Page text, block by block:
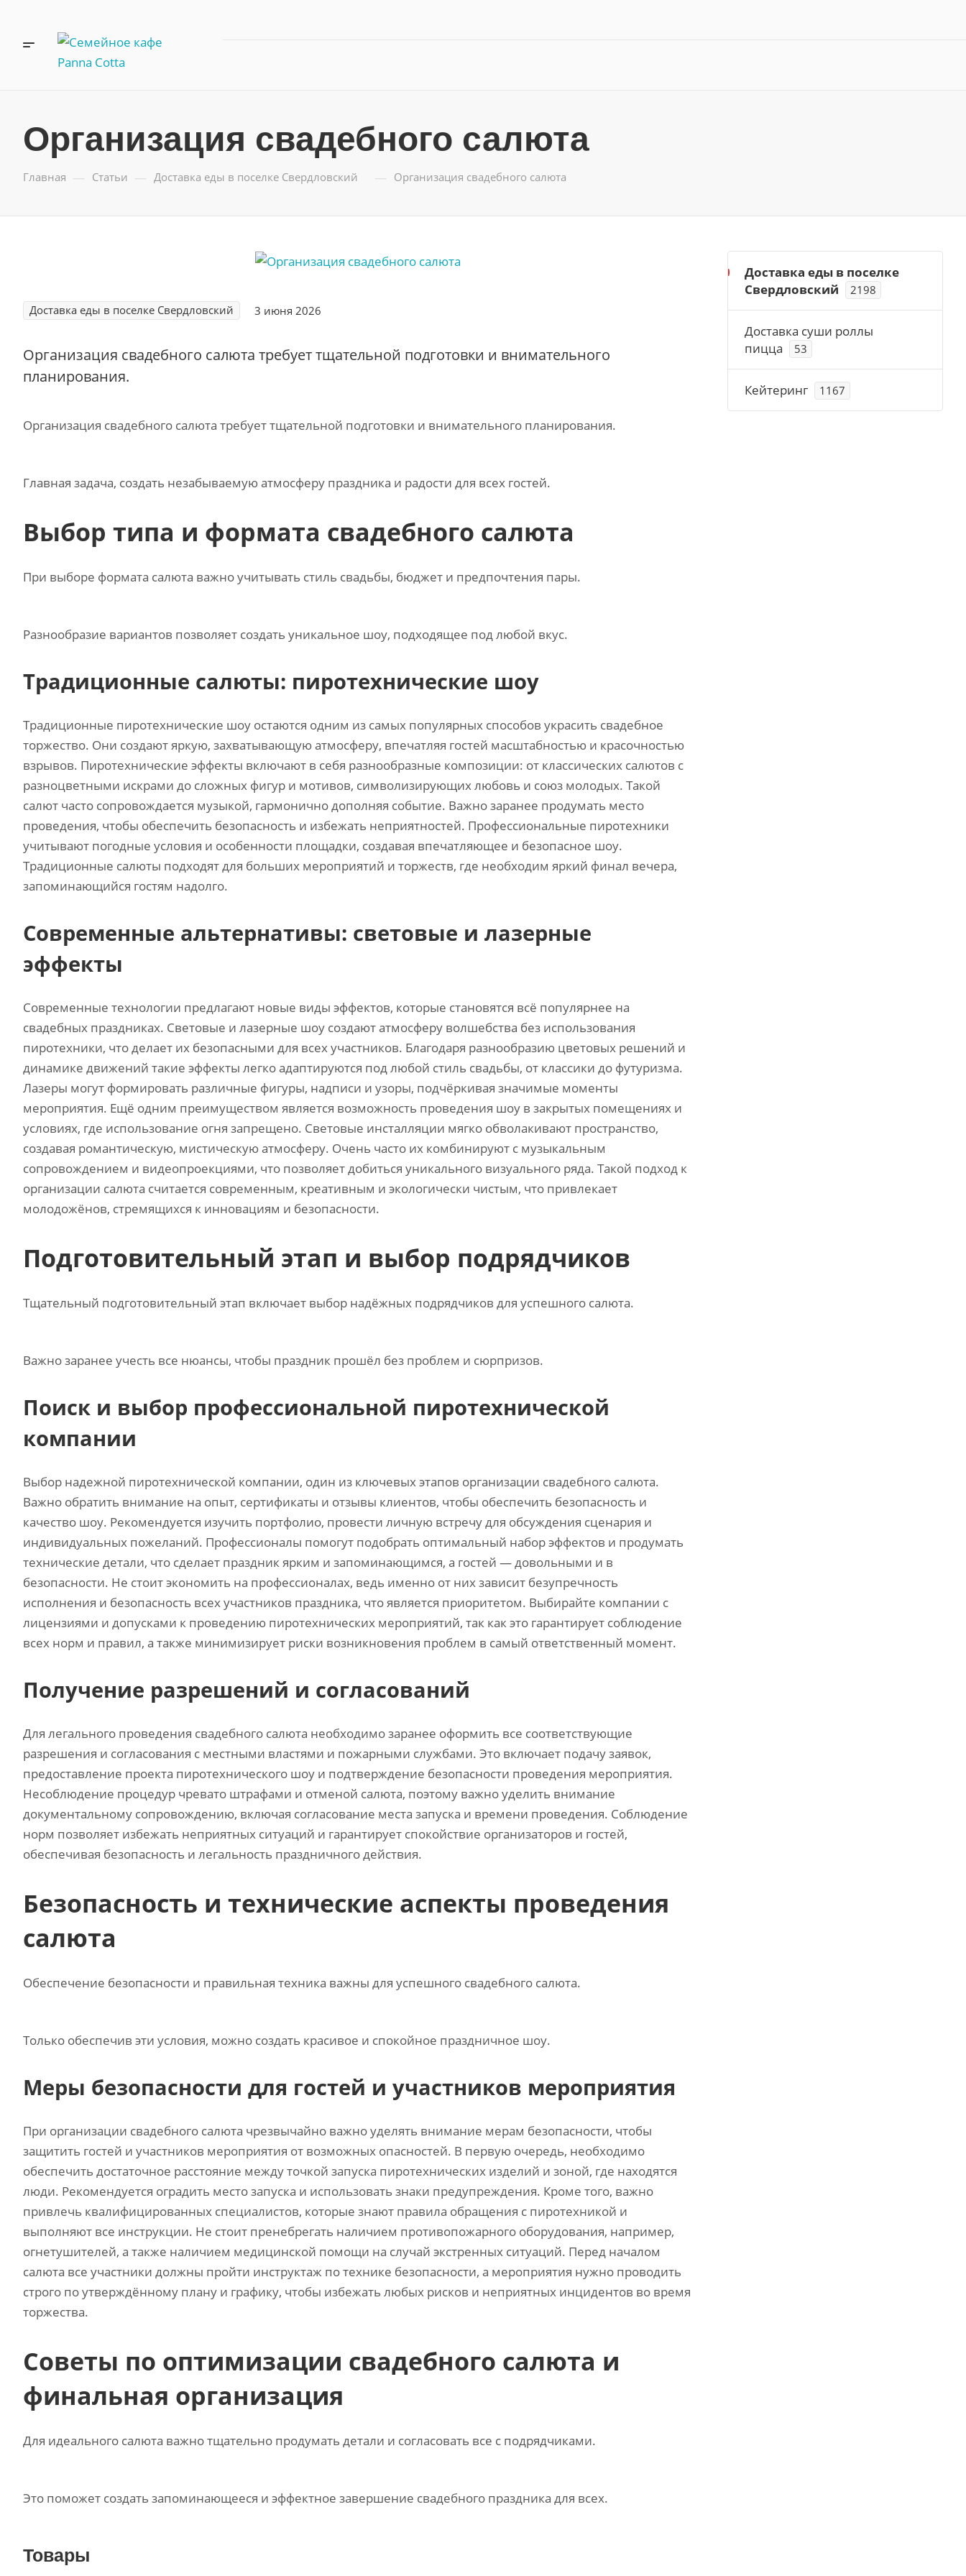
Организация свадебного салюта
Главная — Статьи — Доставка еды в поселке Свердловский — Организация свадебного салюта
Доставка еды в поселке Свердловский 3 июня 2026
Организация свадебного салюта требует тщательной подготовки и внимательного
планирования.
Организация свадебного салюта требует тщательной подготовки и внимательного планирования.
Главная задача, создать незабываемую атмосферу праздника и радости для всех гостей.
Выбор типа и формата свадебного салюта
При выборе формата салюта важно учитывать стиль свадьбы‚ бюджет и предпочтения пары.
Разнообразие вариантов позволяет создать уникальное шоу‚ подходящее под любой вкус.
Традиционные салюты: пиротехнические шоу
Традиционные пиротехнические шоу остаются одним из самых популярных способов украсить свадебное
торжество. Они создают яркую‚ захватывающую атмосферу‚ впечатляя гостей масштабностью и красочностью
взрывов. Пиротехнические эффекты включают в себя разнообразные композиции: от классических салютов с
разноцветными искрами до сложных фигур и мотивов‚ символизирующих любовь и союз молодых. Такой
салют часто сопровождается музыкой‚ гармонично дополняя событие. Важно заранее продумать место
проведения‚ чтобы обеспечить безопасность и избежать неприятностей. Профессиональные пиротехники
учитывают погодные условия и особенности площадки‚ создавая впечатляющее и безопасное шоу.
Традиционные салюты подходят для больших мероприятий и торжеств‚ где необходим яркий финал вечера‚
запоминающийся гостям надолго.
Современные альтернативы: световые и лазерные
эффекты
Современные технологии предлагают новые виды эффектов‚ которые становятся всё популярнее на
свадебных праздниках. Световые и лазерные шоу создают атмосферу волшебства без использования
пиротехники‚ что делает их безопасными для всех участников. Благодаря разнообразию цветовых решений и
динамике движений такие эффекты легко адаптируются под любой стиль свадьбы‚ от классики до футуризма.
Лазеры могут формировать различные фигуры‚ надписи и узоры‚ подчёркивая значимые моменты
мероприятия. Ещё одним преимуществом является возможность проведения шоу в закрытых помещениях и
условиях‚ где использование огня запрещено. Световые инсталляции мягко обволакивают пространство‚
создавая романтическую‚ мистическую атмосферу. Очень часто их комбинируют с музыкальным
сопровождением и видеопроекциями‚ что позволяет добиться уникального визуального ряда. Такой подход к
организации салюта считается современным‚ креативным и экологически чистым‚ что привлекает
молодожёнов‚ стремящихся к инновациям и безопасности.
Подготовительный этап и выбор подрядчиков
Тщательный подготовительный этап включает выбор надёжных подрядчиков для успешного салюта.
Важно заранее учесть все нюансы‚ чтобы праздник прошёл без проблем и сюрпризов.
Поиск и выбор профессиональной пиротехнической
компании
Выбор надежной пиротехнической компании, один из ключевых этапов организации свадебного салюта.
Важно обратить внимание на опыт‚ сертификаты и отзывы клиентов‚ чтобы обеспечить безопасность и
качество шоу. Рекомендуется изучить портфолио‚ провести личную встречу для обсуждения сценария и
индивидуальных пожеланий. Профессионалы помогут подобрать оптимальный набор эффектов и продумать
технические детали‚ что сделает праздник ярким и запоминающимся‚ а гостей — довольными и в
безопасности. Не стоит экономить на профессионалах‚ ведь именно от них зависит безупречность
исполнения и безопасность всех участников праздника‚ что является приоритетом. Выбирайте компании с
лицензиями и допусками к проведению пиротехнических мероприятий‚ так как это гарантирует соблюдение
всех норм и правил‚ а также минимизирует риски возникновения проблем в самый ответственный момент.
Получение разрешений и согласований
Для легального проведения свадебного салюта необходимо заранее оформить все соответствующие
разрешения и согласования с местными властями и пожарными службами. Это включает подачу заявок‚
предоставление проекта пиротехнического шоу и подтверждение безопасности проведения мероприятия.
Несоблюдение процедур чревато штрафами и отменой салюта‚ поэтому важно уделить внимание
документальному сопровождению‚ включая согласование места запуска и времени проведения. Соблюдение
норм позволяет избежать неприятных ситуаций и гарантирует спокойствие организаторов и гостей‚
обеспечивая безопасность и легальность праздничного действия.
Безопасность и технические аспекты проведения
салюта
Обеспечение безопасности и правильная техника важны для успешного свадебного салюта.
Только обеспечив эти условия‚ можно создать красивое и спокойное праздничное шоу.
Меры безопасности для гостей и участников мероприятия
При организации свадебного салюта чрезвычайно важно уделять внимание мерам безопасности‚ чтобы
защитить гостей и участников мероприятия от возможных опасностей. В первую очередь‚ необходимо
обеспечить достаточное расстояние между точкой запуска пиротехнических изделий и зоной‚ где находятся
люди. Рекомендуется оградить место запуска и использовать знаки предупреждения. Кроме того‚ важно
привлечь квалифицированных специалистов‚ которые знают правила обращения с пиротехникой и
выполняют все инструкции. Не стоит пренебрегать наличием противопожарного оборудования‚ например‚
огнетушителей‚ а также наличием медицинской помощи на случай экстренных ситуаций. Перед началом
салюта все участники должны пройти инструктаж по технике безопасности‚ а мероприятия нужно проводить
строго по утверждённому плану и графику‚ чтобы избежать любых рисков и неприятных инцидентов во время
торжества.
Советы по оптимизации свадебного салюта и
финальная организация
Для идеального салюта важно тщательно продумать детали и согласовать все с подрядчиками.
Это поможет создать запоминающееся и эффектное завершение свадебного праздника для всех.
Товары
Доставка еды в поселке
Свердловский
2198
Доставка суши роллы
пицца
53
Кейтеринг 1167